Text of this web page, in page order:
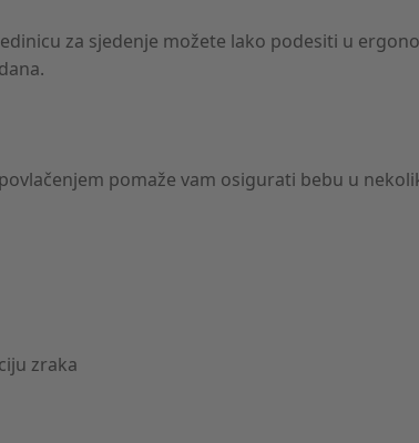
za sjedenje možete lako podesiti u
pomaže vam osigurati bebu u
zraka